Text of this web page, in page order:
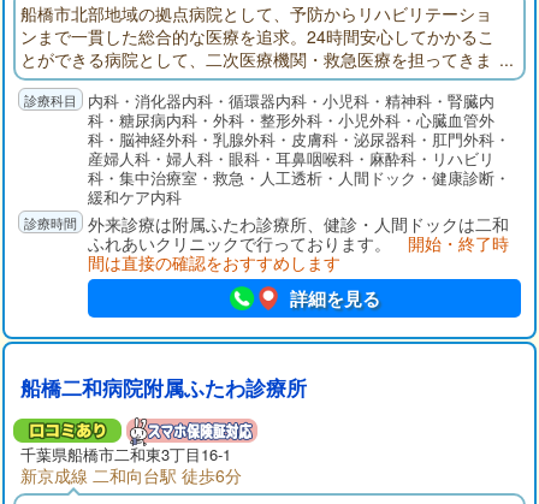
船橋市北部地域の拠点病院として、予防からリハビリテーショ
ンまで一貫した総合的な医療を追求。24時間安心してかかるこ
とができる病院として、二次医療機関・救急医療を担ってきま
した。船橋二和病院付属ふたわ診療所(主に外来部門)、ふれあい
クリニック（主に健診部門）、二和在宅介護支援センター、八
木が谷在宅介護支援センターでそれぞれ役割分担して連携を取
りながら、地域の皆様の健康を守ります。
内科・消化器内科・循環器内科・小児科・精神科・腎臓内
科・糖尿病内科・外科・整形外科・小児外科・心臓血管外
科・脳神経外科・乳腺外科・皮膚科・泌尿器科・肛門外科・
産婦人科・婦人科・眼科・耳鼻咽喉科・麻酔科・リハビリ
科・集中治療室・救急・人工透析・人間ドック・健康診断・
緩和ケア内科
外来診療は附属ふたわ診療所、健診・人間ドックは二和
ふれあいクリニックで行っております。 開始・終了時
間は直接の確認をおすすめします
詳細を見る
船橋二和病院附属ふたわ診療所
千葉県船橋市二和東3丁目16-1
新京成線 二和向台駅 徒歩6分